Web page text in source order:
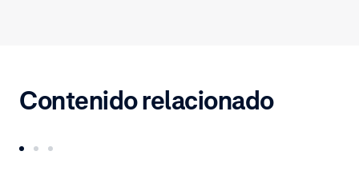
Contenido relacionado